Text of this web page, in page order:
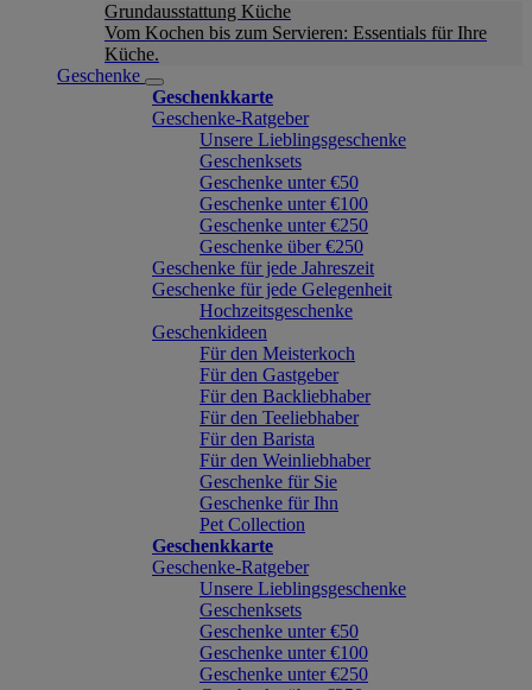
Grundausstattung Küche
Vom Kochen bis zum Servieren: Essentials für Ihre
Küche.
Geschenke
Geschenkkarte
Geschenke-Ratgeber
Unsere Lieblingsgeschenke
Geschenksets
Geschenke unter €50
Geschenke unter €100
Geschenke unter €250
Geschenke über €250
Geschenke für jede Jahreszeit
Geschenke für jede Gelegenheit
Hochzeitsgeschenke
Geschenkideen
Für den Meisterkoch
Für den Gastgeber
Für den Backliebhaber
Für den Teeliebhaber
Für den Barista
Für den Weinliebhaber
Geschenke für Sie
Geschenke für Ihn
Pet Collection
Geschenkkarte
Geschenke-Ratgeber
Unsere Lieblingsgeschenke
Geschenksets
Geschenke unter €50
Geschenke unter €100
Geschenke unter €250